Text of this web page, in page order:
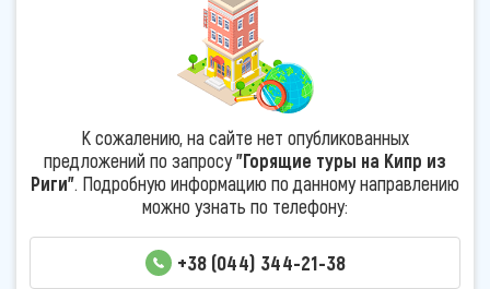
К сожалению, на сайте нет опубликованных
предложений по запросу"Горящие туры на Кипр из
Риги". Подробную информацию по данному направлению
можно узнать по телефону:
+38 (044) 344-21-38